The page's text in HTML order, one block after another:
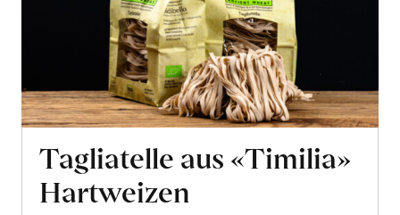
Tagliatelle aus «Timilia»
Hartweizen